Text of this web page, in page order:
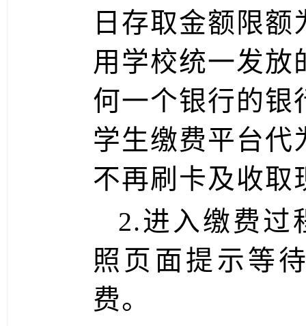
日存取金额限
用学校统一发放
何一个银行的银
学生缴费平台代
不再刷卡及收取
2.进入缴费过
照页面提示等
费。